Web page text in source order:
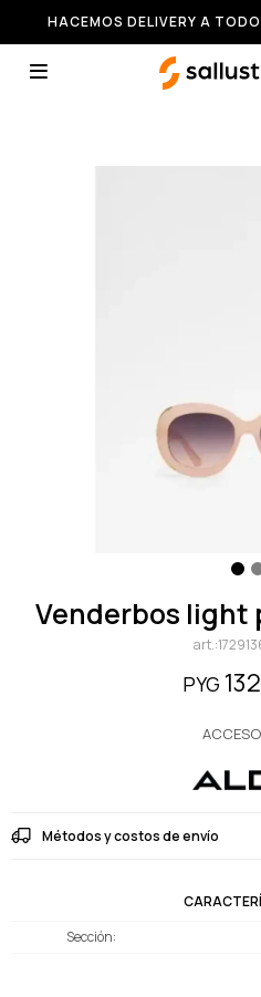
HACEMOS DELIVERY A
RUNNING

venderbos
PYG
Métodos y costos de envío
Sección